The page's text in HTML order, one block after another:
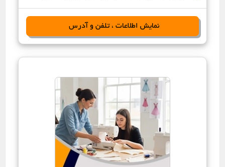
نمایش اطلاعات ، تلفن و آدرس